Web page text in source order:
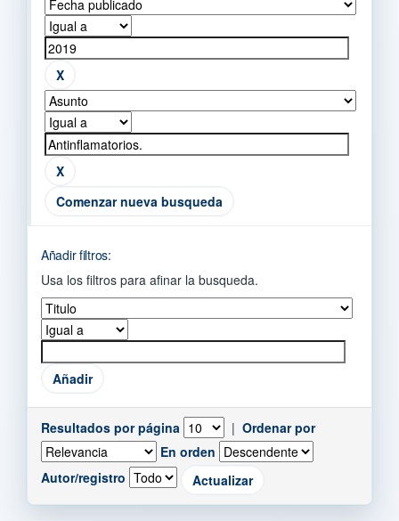
Comenzar nueva busqueda
Añadir filtros:
Usa los filtros para afinar la busqueda.
Resultados por página | Ordenar por
En orden
Autor/registro